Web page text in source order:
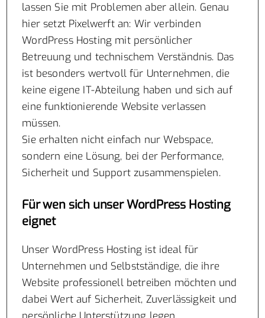
lassen Sie mit Problemen aber allein. Genau
hier setzt Pixelwerft an: Wir verbinden
WordPress Hosting mit persönlicher
Betreuung und technischem Verständnis. Das
ist besonders wertvoll für Unternehmen, die
keine eigene IT-Abteilung haben und sich auf
eine funktionierende Website verlassen
müssen.
Sie erhalten nicht einfach nur Webspace,
sondern eine Lösung, bei der Performance,
Sicherheit und Support zusammenspielen.
Für wen sich unser WordPress Hosting
eignet
Unser WordPress Hosting ist ideal für
Unternehmen und Selbstständige, die ihre
Website professionell betreiben möchten und
dabei Wert auf Sicherheit, Zuverlässigkeit und